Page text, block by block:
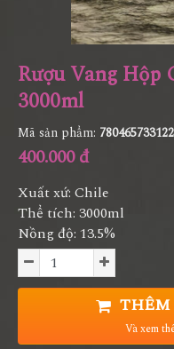
Rượu Vang Hộp
3000ml
Mã sản phẩm:
400.000 đ
Xuất xứ: Chile
Thể tích: 3000ml
Nồng độ: 13.5%
Và xem